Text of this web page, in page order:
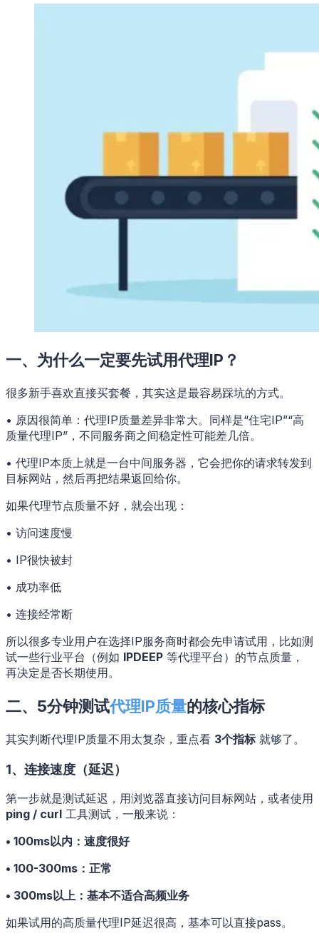
一、为什么一定要先试用代理IP？
很多新手喜欢直接买套餐，其实这是最容易踩坑的方式。
• 原因很简单：代理IP质量差异非常大。同样是“住宅IP”“高
质量代理IP”，不同服务商之间稳定性可能差几倍。
• 代理IP本质上就是一台中间服务器，它会把你的请求转发到
目标网站，然后再把结果返回给你。
如果代理节点质量不好，就会出现：
• 访问速度慢
• IP很快被封
• 成功率低
• 连接经常断
所以很多专业用户在选择IP服务商时都会先申请试用，比如测
试一些行业平台（例如 IPDEEP 等代理平台）的节点质量，
再决定是否长期使用。
二、5分钟测试代理IP质量的核心指标
其实判断代理IP质量不用太复杂，重点看 3个指标就够了。
1、连接速度（延迟）
第一步就是测试延迟，用浏览器直接访问目标网站，或者使用
ping / curl 工具测试，一般来说：
• 100ms以内：速度很好
• 100-300ms：正常
• 300ms以上：基本不适合高频业务
如果试用的高质量代理IP延迟很高，基本可以直接pass。